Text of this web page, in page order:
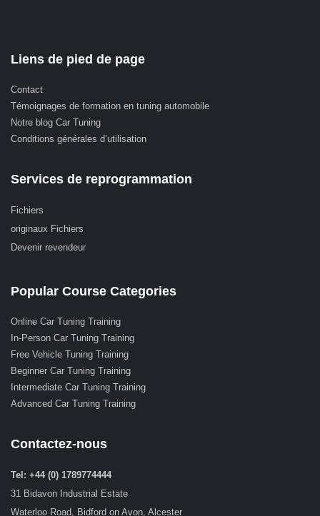
Liens de pied de page
Contact
Témoignages de formation en tuning automobile
Notre blog Car Tuning
Conditions générales d’utilisation
Services de reprogrammation
Fichiers
originaux Fichiers
Devenir revendeur
Popular Course Categories
Online Car Tuning Training
In-Person Car Tuning Training
Free Vehicle Tuning Training
Beginner Car Tuning Training
Intermediate Car Tuning Training
Advanced Car Tuning Training
Contactez-nous
Tel: +44 (0) 1789774444
31 Bidavon Industrial Estate
Waterloo Road, Bidford on Avon, Alcester